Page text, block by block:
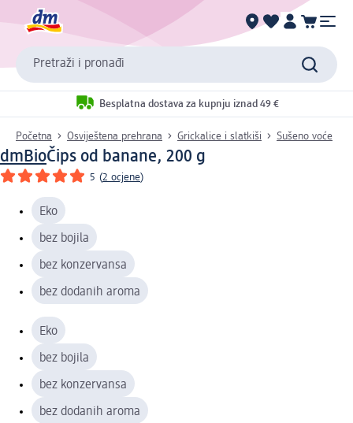
Pretraži i pronađi
Besplatna dostava za kupnju iznad 49 €
Početna Osviještena prehrana Grickalice i slatkiši Sušeno voće
dmBioČips od banane, 200 g
5 (2 ocjene)
Eko
bez bojila
bez konzervansa
bez dodanih aroma
Eko
bez bojila
bez konzervansa
bez dodanih aroma